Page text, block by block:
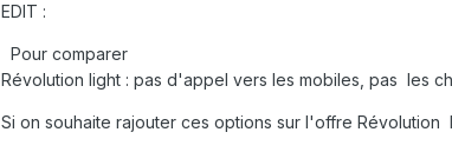
EDIT :
Pour comparer
Révolution light : pas d'appel vers les mobiles, pas les
Si on souhaite rajouter ces options sur l'offre Révolution